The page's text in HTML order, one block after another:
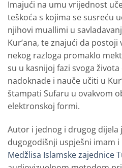
Imajući na umu vrijednost
teškoća s kojima se susreću
njihovi muallimi u
Kur’ana, te znajući da
nekog razloga promaklo
su u kasnijoj fazi svoga
nadoknade i nauče učiti u
štampati Sufaru u ovakvom
elektronskoj formi.
Autor i jednog i drugog dijela
dugogodišnji uspješni imam
Medžlisa Islamske zajednice